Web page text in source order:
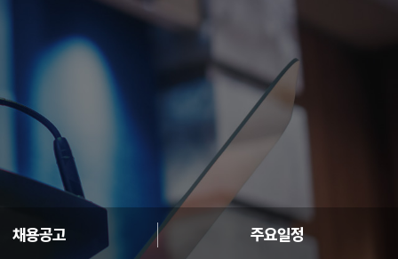
채용공고 주요일정